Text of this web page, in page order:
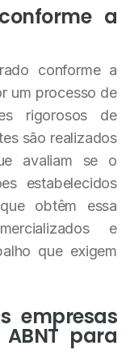
a
conforme a
um processo de
rigorosos de
são realizados
avaliam se o
estabelecidos
obtêm essa
e
que exigem
empresas
para